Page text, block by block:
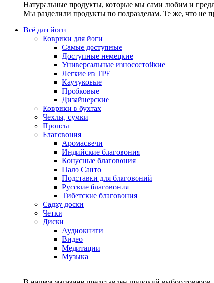
Натуральные продукты, которые мы сами любим и
Мы разделили продукты по подразделам. Те же, что не
Всё для йоги
Коврики для йоги
Самые доступные
Доступные немецкие
Универсальные износостойкие
Легкие из TPE
Каучуковые
Пробковые
Дизайнерские
Коврики в бухтах
Чехлы, сумки
Пропсы
Благовония
Аромасвечи
Индийские благовония
Конусные благовония
Пало Санто
Подставки для благовоний
Русские благовония
Тибетские благовония
Садху доски
Четки
Диски
Аудиокниги
Видео
Медитации
Музыка